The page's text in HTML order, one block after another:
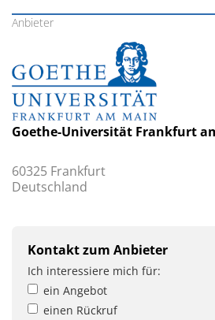
Anbieter
Goethe-Universität Frankfurt
60325 Frankfurt
Deutschland
Kontakt zum Anbieter
Ich interessiere mich für:
ein Angebot
einen Rückruf